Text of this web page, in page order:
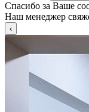
Спасибо за Ваше
Наш менеджер